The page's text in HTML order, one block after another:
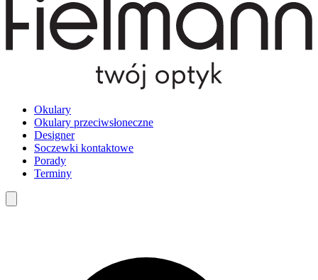
Okulary
Okulary przeciwsłoneczne
Designer
Soczewki kontaktowe
Porady
Terminy